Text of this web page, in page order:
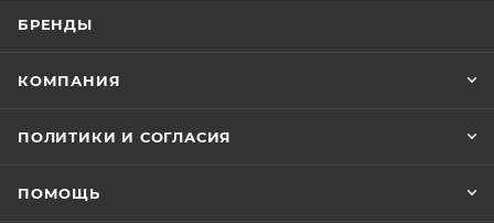
БРЕНДЫ
КОМПАНИЯ
ПОЛИТИКИ И СОГЛАСИЯ
ПОМОЩЬ